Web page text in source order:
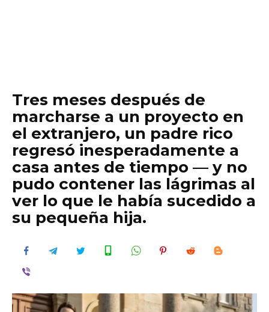
Tres meses después de
marcharse a un proyecto en
el extranjero, un padre rico
regresó inesperadamente a
casa antes de tiempo — y no
pudo contener las lágrimas al
ver lo que le había sucedido a
su pequeña hija.